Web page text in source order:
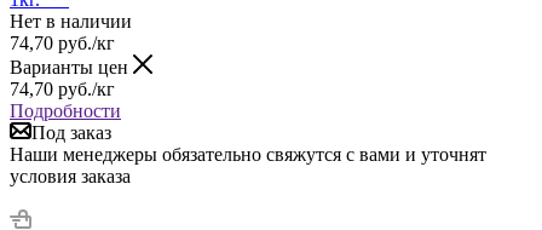
Нет в наличии
74,70 руб./кг
Варианты цен
74,70 руб./кг
Подробности
Под заказ
Наши менеджеры обязательно свяжутся с вами и уточнят
условия заказа